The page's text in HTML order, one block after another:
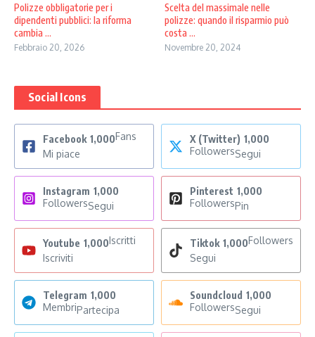
Polizze obbligatorie per i
dipendenti pubblici: la riforma
cambia ...
Febbraio 20, 2026
Scelta del massimale nelle
polizze: quando il risparmio può
costa ...
Novembre 20, 2024
Social Icons
Facebook 1,000Fans
Mi piace
X (Twitter) 1,000
FollowersSegui
Instagram 1,000
FollowersSegui
Pinterest 1,000
FollowersPin
Youtube 1,000Iscritti
Iscriviti
Tiktok 1,000Followers
Segui
Telegram 1,000
MembriPartecipa
Soundcloud 1,000
FollowersSegui